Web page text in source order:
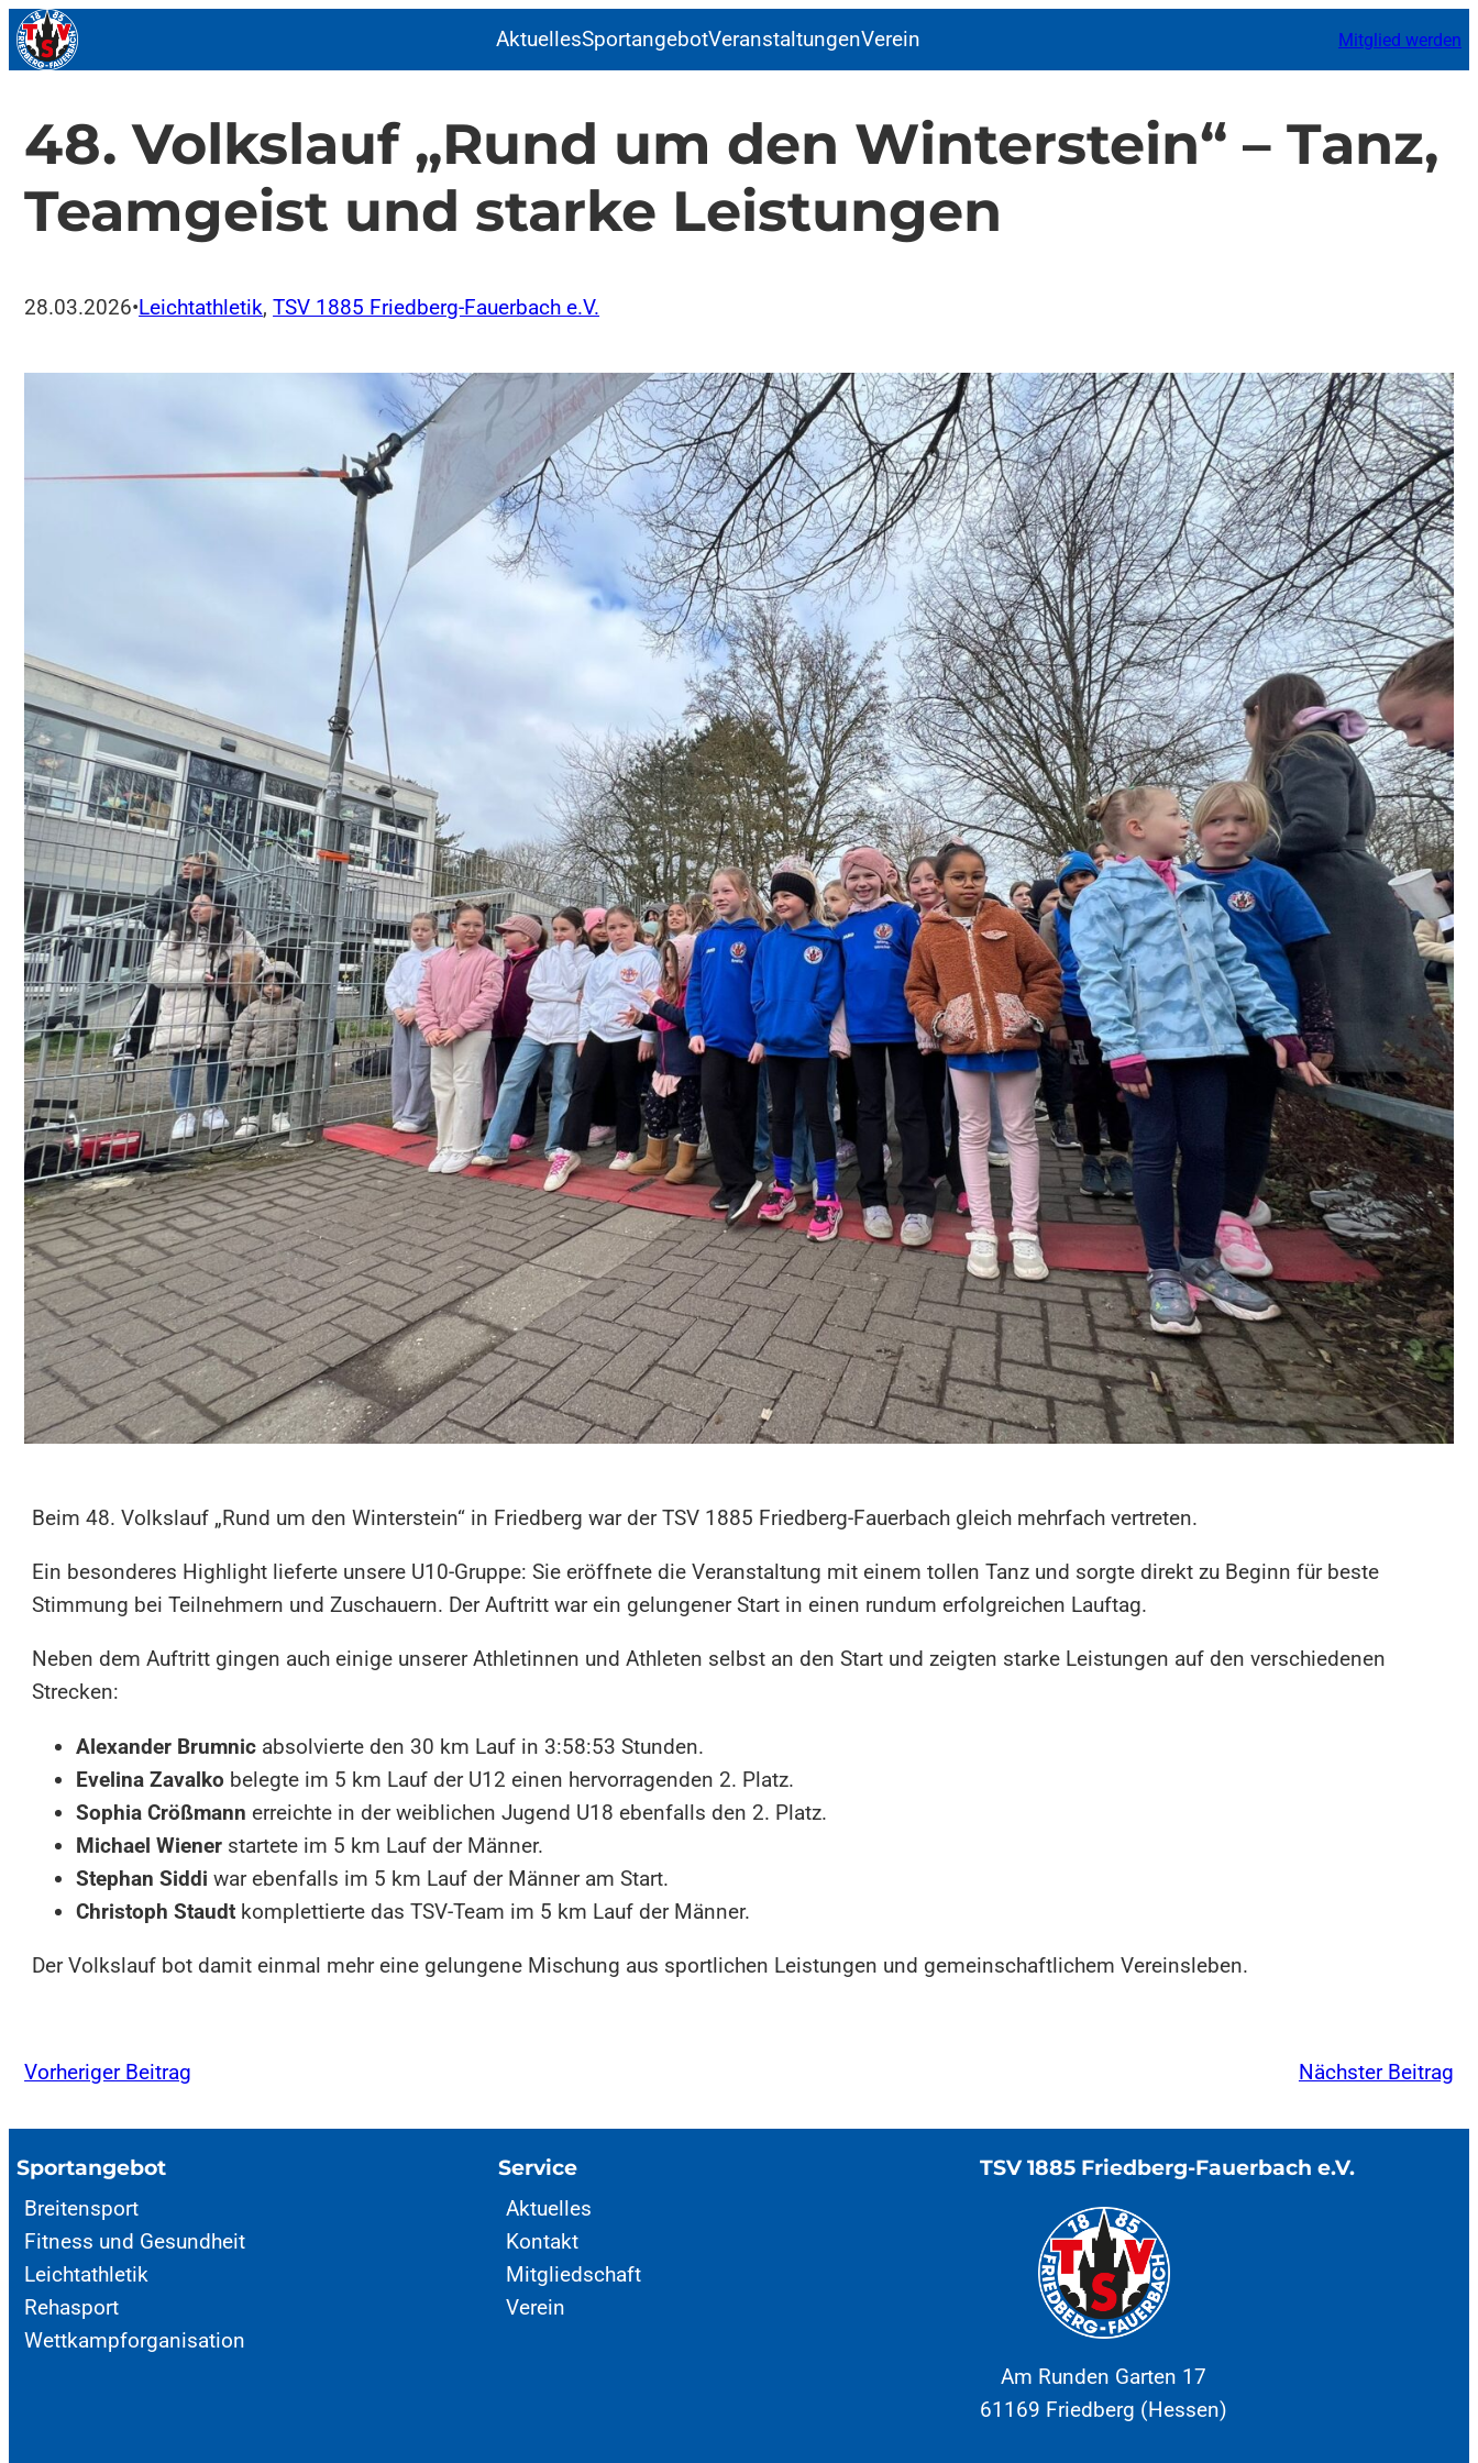
Zum
Inhalt
AktuellesSportangebotVeranstaltungenVerein Mitglied werden
48. Volkslauf „Rund um den Winterstein“ – Tanz,
Teamgeist und starke Leistungen
28.03.2026•Leichtathletik, TSV 1885 Friedberg-Fauerbach e.V.
Beim 48. Volkslauf „Rund um den Winterstein“ in Friedberg war der TSV 1885 Friedberg-Fauerbach gleich mehrfach vertreten.
Ein besonderes Highlight lieferte unsere U10-Gruppe: Sie eröffnete die Veranstaltung mit einem tollen Tanz und sorgte direkt zu Beginn für beste
Stimmung bei Teilnehmern und Zuschauern. Der Auftritt war ein gelungener Start in einen rundum erfolgreichen Lauftag.
Neben dem Auftritt gingen auch einige unserer Athletinnen und Athleten selbst an den Start und zeigten starke Leistungen auf den verschiedenen
Strecken:
Alexander Brumnic absolvierte den 30 km Lauf in 3:58:53 Stunden.
Evelina Zavalko belegte im 5 km Lauf der U12 einen hervorragenden 2. Platz.
Sophia Crößmann erreichte in der weiblichen Jugend U18 ebenfalls den 2. Platz.
Michael Wiener startete im 5 km Lauf der Männer.
Stephan Siddi war ebenfalls im 5 km Lauf der Männer am Start.
Christoph Staudt komplettierte das TSV-Team im 5 km Lauf der Männer.
Der Volkslauf bot damit einmal mehr eine gelungene Mischung aus sportlichen Leistungen und gemeinschaftlichem Vereinsleben.
Vorheriger Beitrag Nächster Beitrag
Sportangebot
Breitensport
Fitness und Gesundheit
Leichtathletik
Rehasport
Wettkampforganisation
Service
Aktuelles
Kontakt
Mitgliedschaft
Verein
TSV 1885 Friedberg-Fauerbach e.V.
Am Runden Garten 17
61169 Friedberg (Hessen)